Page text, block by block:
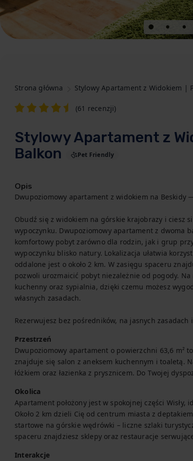
Strona główna Stylowy Apartament z Widokiem |
(61 recenzji)
Stylowy Apartament z
Balkon
Pet Friendly
Opis
Dwupoziomowy apartament z widokiem na Beskidy
Obudź się z widokiem na górskie krajobrazy i ciesz
wypoczynku. Dwupoziomowy apartament z dwoma
komfortowy pobyt zarówno dla rodzin, jak i grup
wypoczynku blisko natury. Lokalizacja ułatwia
oddalone jest o około 2 km. W zasięgu spaceru
pozwoli urozmaicić pobyt niezależnie od pogody. Na
kuchenny oraz sypialnia, dzięki czemu możesz
własnych zasadach.
Rezerwujesz bez pośredników, na jasnych zasadach
Przestrzeń
Dwupoziomowy apartament o powierzchni 63,6 m²
znajduje się salon z aneksem kuchennym i toaletą.
łóżkiem oraz łazienka z prysznicem. Do Twojej
Okolica
Apartament położony jest w spokojnej części
Około 2 km dzieli Cię od centrum miasta z
startowe na górskie wędrówki – liczne szlaki
spaceru znajdziesz sklepy oraz restauracje
Interakcje